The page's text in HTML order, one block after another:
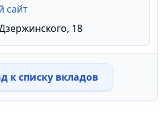
сайт
18
к списку вкладов